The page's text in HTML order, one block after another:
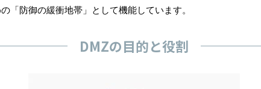
「防御の緩衝地帯」として機能しています。
DMZの目的と役割